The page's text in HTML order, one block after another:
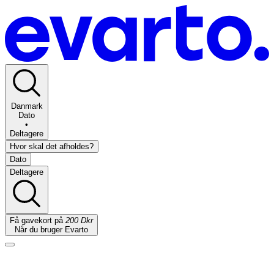
Danmark
Dato
•
Deltagere
Hvor skal det afholdes?
Dato
Deltagere
Få gavekort på 200 Dkr
Når du bruger Evarto